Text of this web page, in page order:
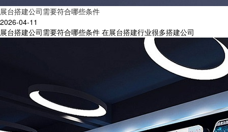
展台搭建公司需要符合哪些条件
2026-04-11
展台搭建公司需要符合哪些条件 在展台搭建行业很多搭建公司